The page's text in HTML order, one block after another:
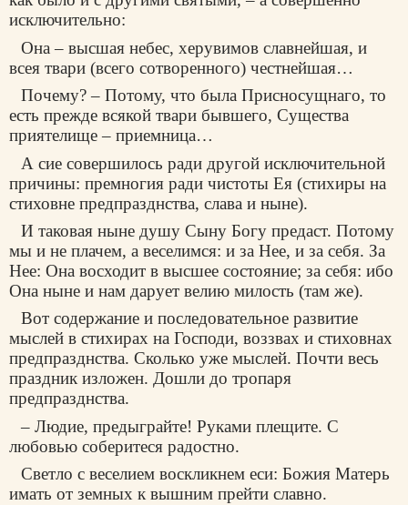
исключительно:
Она – высшая небес, херувимов славнейшая, и
всея твари (всего сотворенного) честнейшая…
Почему? – Потому, что была Присносущнаго, то
есть прежде всякой твари бывшего, Существа
приятелище – приемница…
А сие совершилось ради другой исключительной
причины: премногия ради чистоты Ея (стихиры на
стиховне предпразднства, слава и ныне).
И таковая ныне душу Сыну Богу предаст. Потому
мы и не плачем, а веселимся: и за Нее, и за себя. За
Нее: Она восходит в высшее состояние; за себя: ибо
Она ныне и нам дарует велию милость (там же).
Вот содержание и последовательное развитие
мыслей в стихирах на Господи, воззвах и стиховнах
предпразднства. Сколько уже мыслей. Почти весь
праздник изложен. Дошли до тропаря
предпразднства.
– Людие, предыграйте! Руками плещите. С
любовью соберитеся радостно.
Светло с веселием воскликнем еси: Божия Матерь
имать от земных к вышним прейти славно.